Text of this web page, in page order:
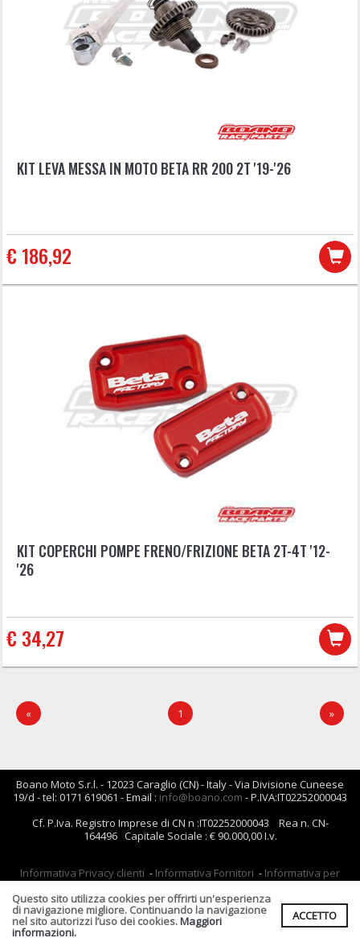
KIT LEVA MESSA IN MOTO BETA RR 200 2T '19-'26
€ 186,92
KIT COPERCHI POMPE FRENO/FRIZIONE BETA 2T-4T '12-
'26
€ 34,27
« 1 »
Boano Moto S.r.l. - 12023 Caraglio (CN) - Italy - Via Divisione Cuneese
19/d - tel: 0171 619061 - Email : info@boano.com - P.IVA:IT02252000043
Cf. P.Iva. Registro Imprese di CN n :IT02252000043 Rea n. CN-
164496 Capitale Sociale : € 90.000,00 I.v.
Informativa Privacy clienti - Informativa Fornitori - Informativa per
coloro che inviano i curriculum-Informativa cookies
Condizioni di Vendita
Questo sito utilizza cookies per offrirti un'esperienza
di navigazione migliore. Continuando la navigazione
nel sito autorizzi l’uso dei cookies.Maggiori
informazioni.
ACCETTO